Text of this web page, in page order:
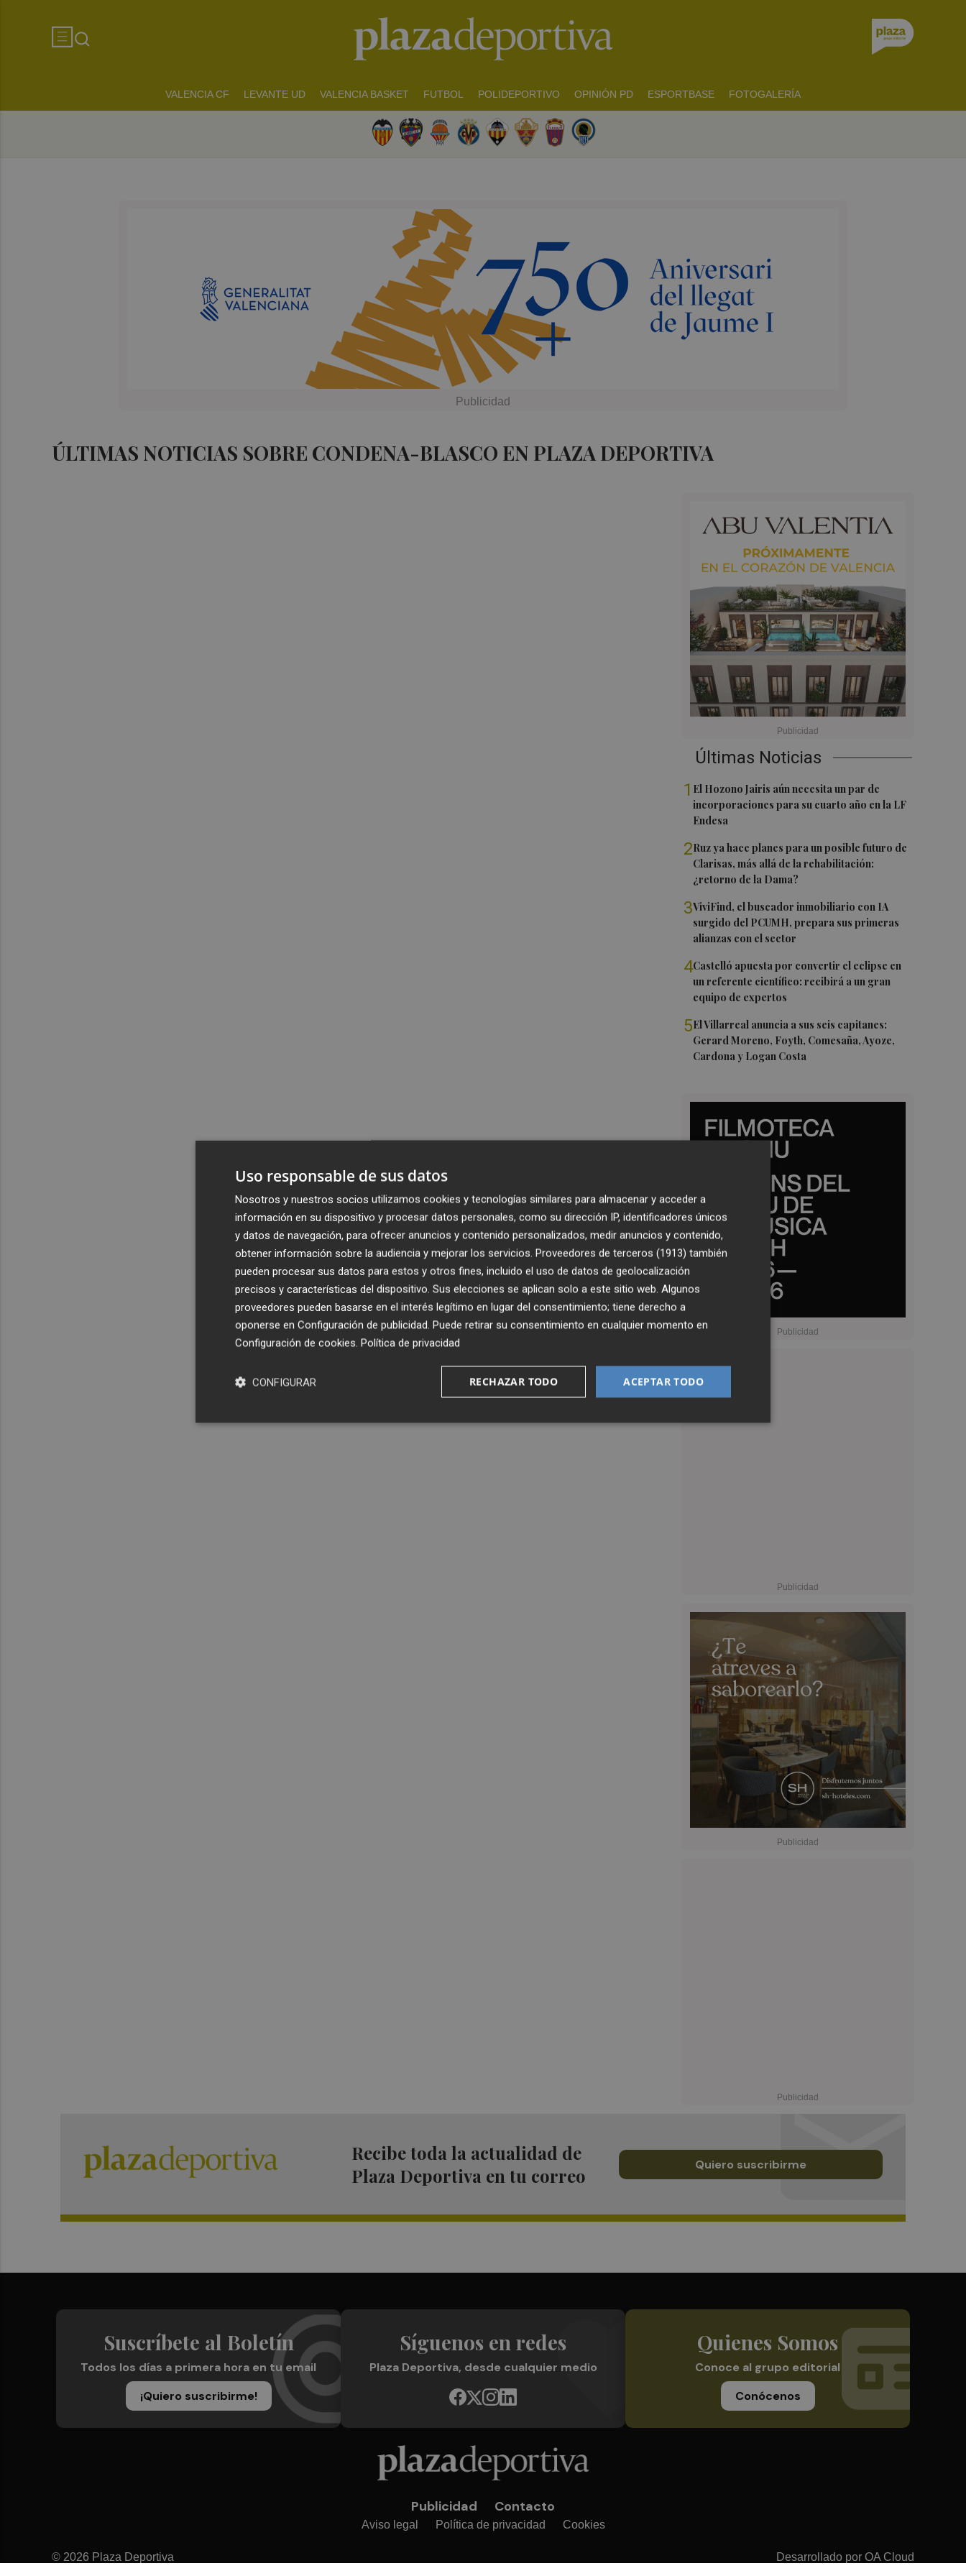
VALENCIA CF LEVANTE UD VALENCIA BASKET FUTBOL POLIDEPORTIVO OPINIÓN PD ESPORTBASE FOTOGALERÍA
ÚLTIMAS NOTICIAS SOBRE CONDENA-BLASCO EN PLAZA DEPORTIVA
Últimas Noticias
1 El Hozono Jairis aún necesita un par de
incorporaciones para su cuarto año en la LF
Endesa
2Ruz ya hace planes para un posible futuro de
Clarisas, más allá de la rehabilitación:
¿retorno de la Dama?
3ViviFind, el buscador inmobiliario con IA
surgido del PCUMH, prepara sus primeras
alianzas con el sector
4Castelló apuesta por convertir el eclipse en
un referente científico: recibirá a un gran
equipo de expertos
5El Villarreal anuncia a sus seis capitanes:
Gerard Moreno, Foyth, Comesaña, Ayoze,
Cardona y Logan Costa
Recibe toda la actualidad de
Plaza Deportiva en tu correo
Quiero suscribirme
Suscríbete al Boletín
Todos los días a primera hora en tu email
¡Quiero suscribirme!
Síguenos en redes
Plaza Deportiva, desde cualquier medio
Quienes Somos
Conoce al grupo editorial
Conócenos
Publicidad Contacto
Aviso legal Política de privacidad Cookies
© 2026 Plaza Deportiva Desarrollado por OA Cloud
Uso responsable de sus datos
Nosotros y nuestros socios utilizamos cookies y tecnologías similares para almacenar y acceder a
información en su dispositivo y procesar datos personales, como su dirección IP, identificadores únicos
y datos de navegación, para ofrecer anuncios y contenido personalizados, medir anuncios y contenido,
obtener información sobre la audiencia y mejorar los servicios. Proveedores de terceros (1913) también
pueden procesar sus datos para estos y otros fines, incluido el uso de datos de geolocalización
precisos y características del dispositivo. Sus elecciones se aplican solo a este sitio web. Algunos
proveedores pueden basarse en el interés legítimo en lugar del consentimiento; tiene derecho a
oponerse en Configuración de publicidad. Puede retirar su consentimiento en cualquier momento en
Configuración de cookies. Política de privacidad
ACEPTAR TODO
RECHAZAR TODO
CONFIGURAR